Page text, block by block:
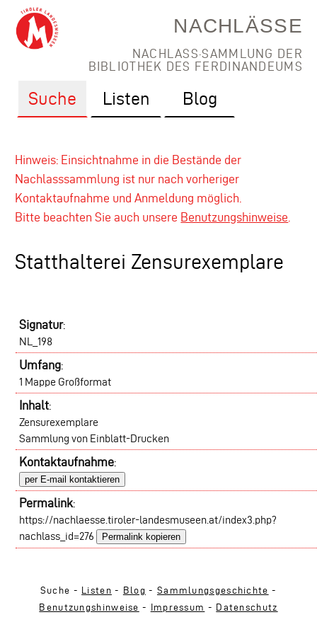
NACHLÄSSE
NACHLASS·SAMMLUNG DER
BIBLIOTHEK DES FERDINANDEUMS
Suche Listen Blog
Hinweis: Einsichtnahme in die Bestände der
Nachlasssammlung ist nur nach vorheriger
Kontaktaufnahme und Anmeldung möglich.
Bitte beachten Sie auch unsere Benutzungshinweise
Statthalterei Zensurexemplare
Signatur:
NL_198
Umfang:
1 Mappe Großformat
Inhalt:
Zensurexemplare
Sammlung von Einblatt-Drucken
Kontaktaufnahme:
per E-mail kontaktieren
Permalink:
https://nachlaesse.tiroler-landesmuseen.at/index3.php?
nachlass_id=276
Permalink kopieren
Suche - Listen - Blog - Sammlungsgeschichte -
Benutzungshinweise - Impressum - Datenschutz